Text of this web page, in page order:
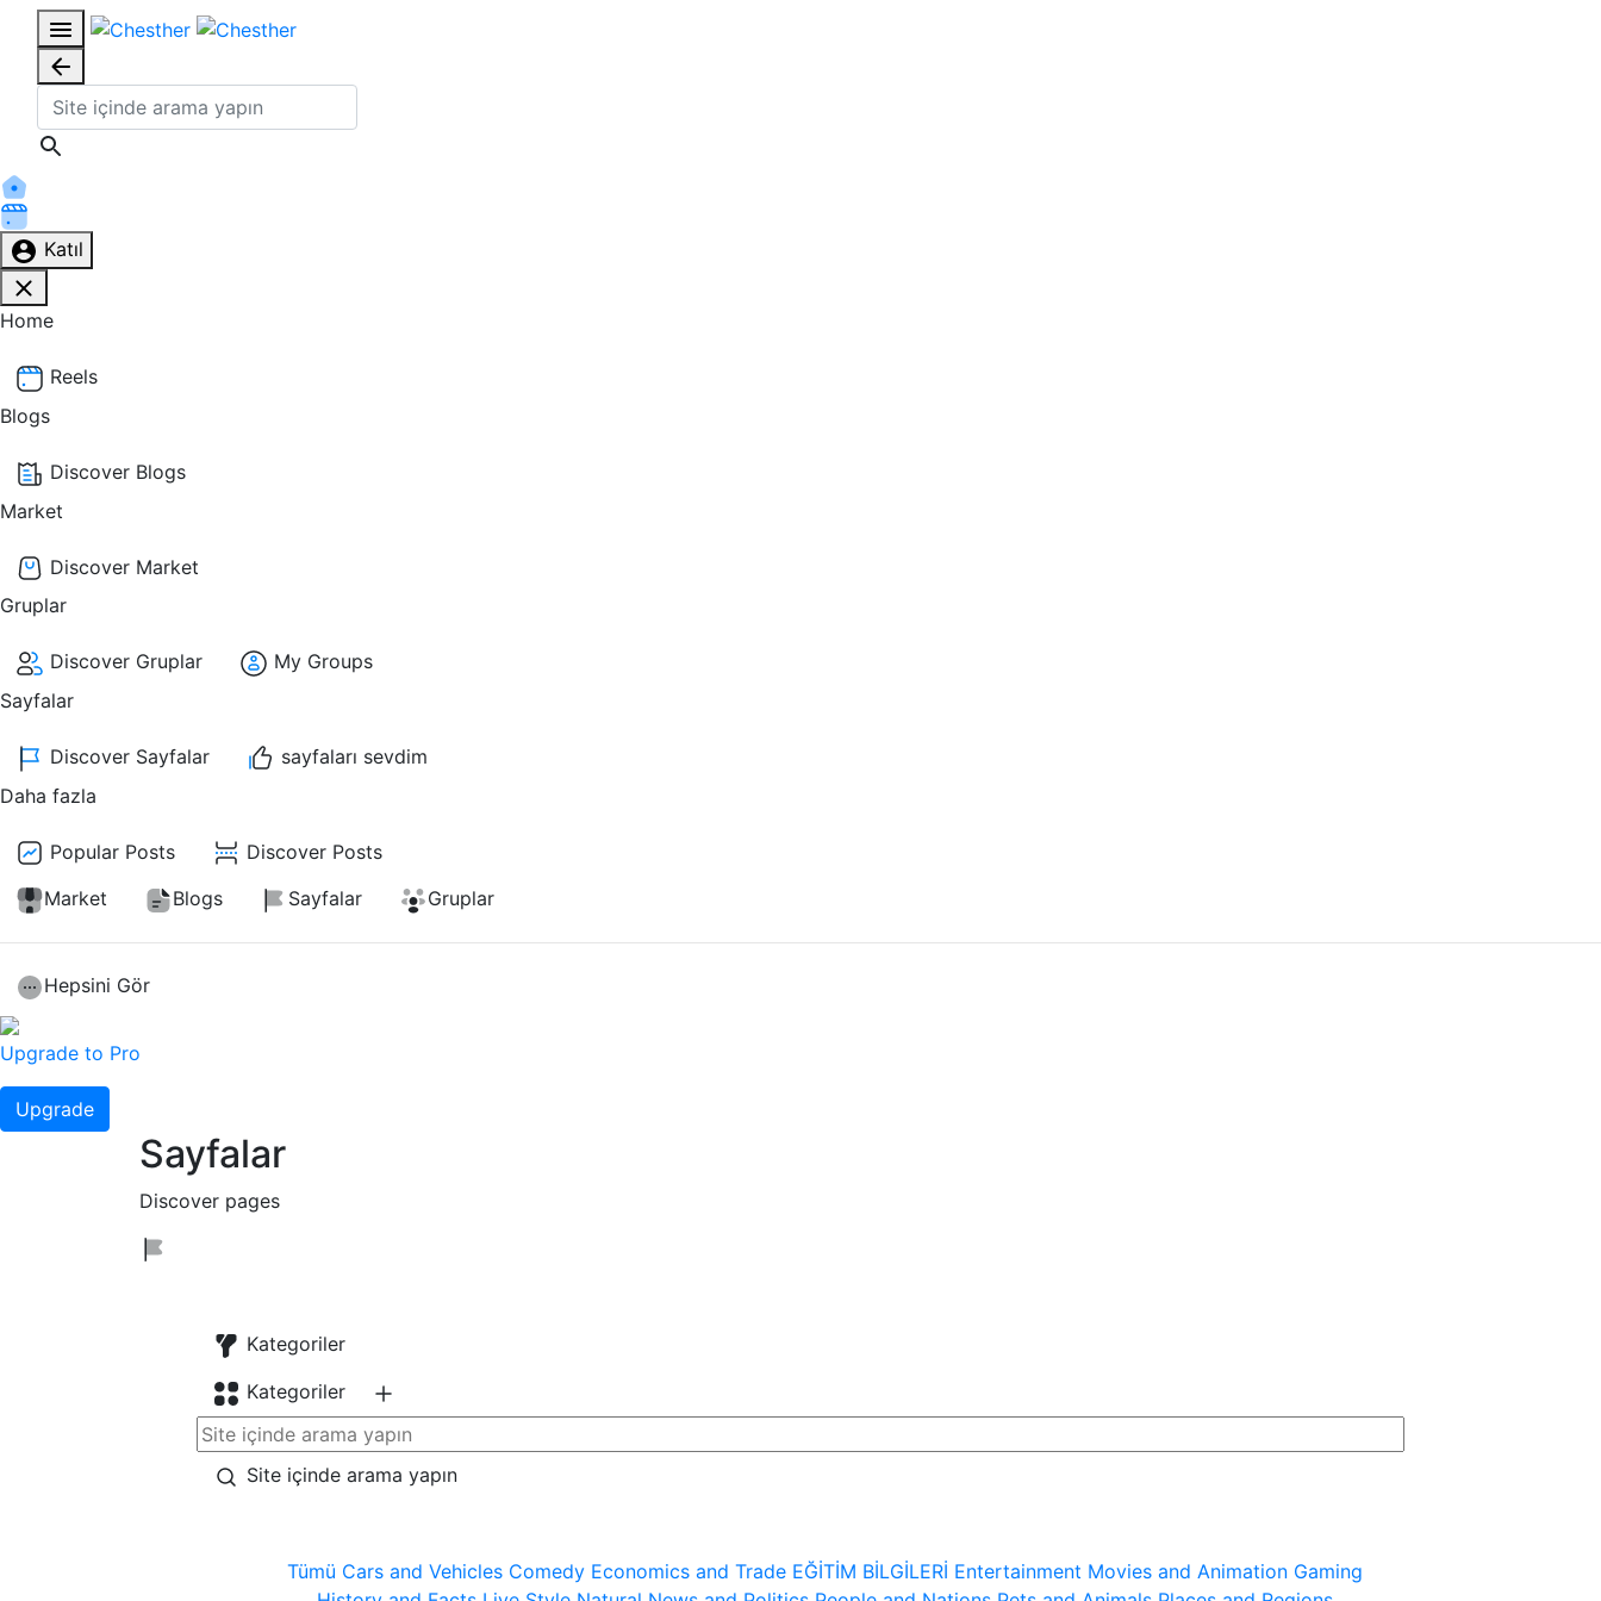
Katıl
Home
Reels
Blogs
Discover Blogs
Market
Discover Market
Gruplar
Discover Gruplar
My Groups
Sayfalar
Discover Sayfalar
sayfaları sevdim
Daha fazla
Popular Posts
Discover Posts
Market
Blogs Sayfalar Gruplar
Hepsini Gör
Upgrade to Pro
Upgrade
Sayfalar
Discover pages
Kategoriler
Kategoriler
Site içinde arama yapın
Tümü Cars and Vehicles Comedy Economics and Trade EĞİTİM BİLGİLERİ Entertainment Movies and Animation Gaming